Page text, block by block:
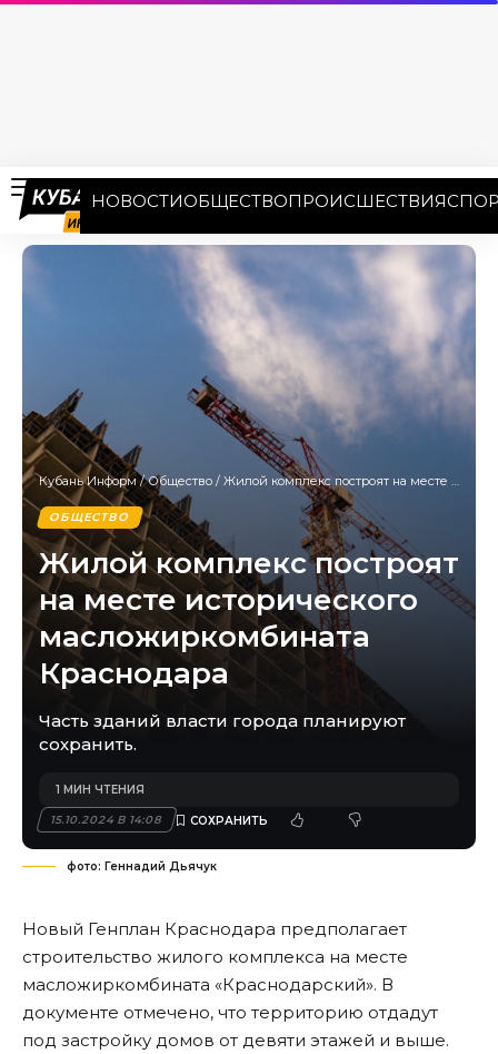
НОВОСТИОБЩЕСТВОПРОИСШЕСТВИЯ
Кубань Информ/Общество / Жилой комплекс построят на месте исторического масложиркомбината Краснодара
ОБЩЕСТВО
Жилой комплекс построят
на месте исторического
масложиркомбината
Краснодара
Часть зданий власти города планируют
сохранить.
15.10.2024 В 14:08
1 МИН ЧТЕНИЯ
фото: Геннадий Дьячук
Новый Генплан Краснодара предполагает
строительство жилого комплекса на месте
масложиркомбината «Краснодарский». В
документе отмечено, что территорию отдадут
под застройку домов от девяти этажей и выше.